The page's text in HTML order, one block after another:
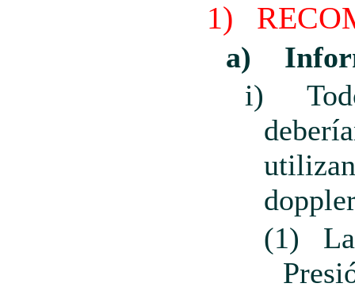
1)
a)
i)
(1)